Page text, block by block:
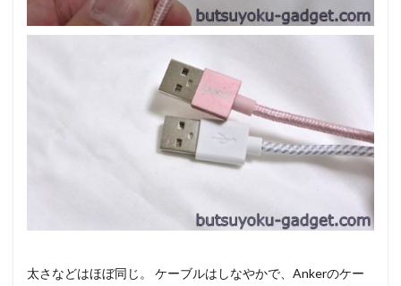
太さなどはほぼ同じ。 ケーブルはしなやかで、Ankerのケー